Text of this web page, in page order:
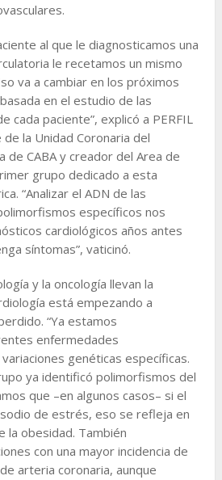
al que le diagnosticamos una
le recetamos un mismo
va a cambiar en los próximos
en el estudio de las
cada paciente”, explicó a PERFIL
la Unidad Coronaria del
de CABA y creador del Area de
grupo dedicado a esta
“Analizar el ADN de las
específicos nos
cardiológicos años antes
síntomas”, vaticinó.
y la oncología llevan la
está empezando a
“Ya estamos
enfermedades
genéticas específicas.
ya identificó polimorfismos del
que –en algunos casos– si el
de estrés, eso se refleja en
la obesidad. También
con una mayor incidencia de
arteria coronaria, aunque